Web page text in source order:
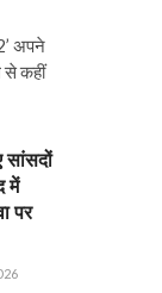
अपने
से कहीं
सांसदों
में
पर